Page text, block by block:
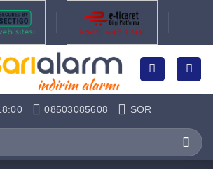
08503085608 SOR